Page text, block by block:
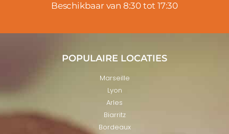
Beschikbaar van 8:30 tot 17:30
POPULAIRE LOCATIES
Marseille
Lyon
Arles
Biarritz
Bordeaux